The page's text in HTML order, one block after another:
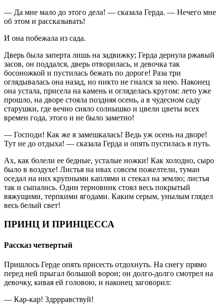
— Да мне мало до этого дела! — сказала Герда. — Нечего мне
об этом и рассказывать!
И она побежала из сада.
Дверь была заперта лишь на задвижку; Герда дернула ржавый
засов, он поддался, дверь отворилась, и девочка так
босоножкой и пустилась бежать по дороге! Раза три
оглядывалась она назад, но никто не гнался за нею. Наконец
она устала, присела на камень и огляделась кругом: лето уже
прошло, на дворе стояла поздняя осень, а в чудесном саду
старушки, где вечно сияло солнышко и цвели цветы всех
времен года, этого и не было заметно!
— Господи! Как же я замешкалась! Ведь уж осень на дворе!
Тут не до отдыха! — сказала Герда и опять пустилась в путь.
Ах, как болели ее бедные, усталые ножки! Как холодно, сыро
было в воздухе! Листья на ивах совсем пожелтели, туман
оседал на них крупными каплями и стекал на землю; листья
так и сыпались. Один терновник стоял весь покрытый
вяжущими, терпкими ягодами. Каким серым, унылым глядел
весь белый свет!
ПРИНЦ И ПРИНЦЕССА
Рассказ четвертый
Пришлось Герде опять присесть отдохнуть. На снегу прямо
перед ней прыгал большой ворон; он долго-долго смотрел на
девочку, кивая ей головою, и наконец заговорил:
— Кар-кар! Здррравствуй!